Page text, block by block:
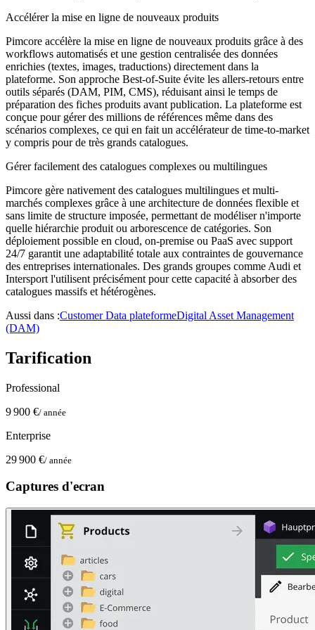
Accélérer la mise en ligne de nouveaux produits
Pimcore accélère la mise en ligne de nouveaux produits grâce à des
workflows automatisés et une gestion centralisée des données
enrichies (textes, images, traductions) directement dans la
plateforme. Son approche Best-of-Suite évite les allers-retours entre
outils séparés (DAM, PIM, CMS), réduisant ainsi le temps de
préparation des fiches produits avant publication. La plateforme est
conçue pour gérer des millions de références même dans des
scénarios complexes, ce qui en fait un accélérateur de time-to-market
y compris pour de très grands catalogues.
Gérer facilement des catalogues complexes ou multilingues
Pimcore gère nativement des catalogues multilingues et multi-
marchés complexes grâce à une architecture de données flexible et
sans limite de structure imposée, permettant de modéliser n'importe
quelle hiérarchie produit ou arborescence de catégories. Son
déploiement possible en cloud, on-premise ou PaaS avec support
24/7 garantit une adaptabilité totale aux contraintes de gouvernance
des entreprises internationales. Des grands groupes comme Audi et
Intersport l'utilisent précisément pour cette capacité à absorber des
catalogues massifs et hétérogènes.
Aussi dans :Customer Data plateformeDigital Asset Management
(DAM)
Tarification
Professional
9 900 €/ année
Enterprise
29 900 €/ année
Captures d'ecran